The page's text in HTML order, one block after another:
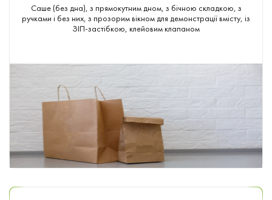
Саше (без дна), з прямокутним дном, з бічною складкою, з
ручками і без них, з прозорим вікном для демонстрації вмісту, із
ЗІП-застібкою, клейовим клапаном